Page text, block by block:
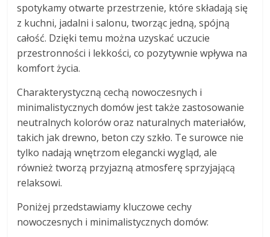
spotykamy otwarte przestrzenie, które składają się
z kuchni, jadalni i salonu, tworząc jedną, spójną
całość. Dzięki temu można uzyskać uczucie
przestronności i lekkości, co pozytywnie wpływa na
komfort życia.
Charakterystyczną cechą nowoczesnych i
minimalistycznych domów jest także zastosowanie
neutralnych kolorów oraz naturalnych materiałów,
takich jak drewno, beton czy szkło. Te surowce nie
tylko nadają wnętrzom elegancki wygląd, ale
również tworzą przyjazną atmosferę sprzyjającą
relaksowi.
Poniżej przedstawiamy kluczowe cechy
nowoczesnych i minimalistycznych domów: